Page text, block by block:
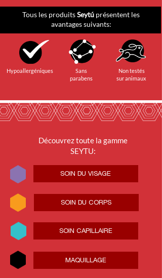
Non testés
sur animaux
Sans
parabens
Hypoallergéniques
Découvrez toute la gamme
SEYTU:
SOIN DU VISAGE
SOIN DU CORPS
SOIN CAPILLAIRE
MAQUILLAGE
Tous les produitsSeytú présentent les
avantages suivants: